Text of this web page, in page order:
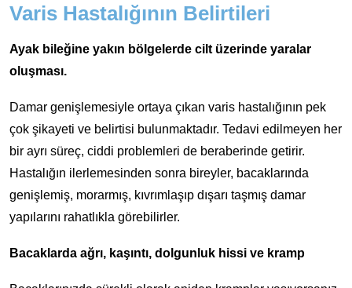
Varis Hastalığının Belirtileri
Ayak bileğine yakın bölgelerde cilt üzerinde yaralar
oluşması.
Damar genişlemesiyle ortaya çıkan varis hastalığının pek
çok şikayeti ve belirtisi bulunmaktadır. Tedavi edilmeyen her
bir ayrı süreç, ciddi problemleri de beraberinde getirir.
Hastalığın ilerlemesinden sonra bireyler, bacaklarında
genişlemiş, morarmış, kıvrımlaşıp dışarı taşmış damar
yapılarını rahatlıkla görebilirler.
Bacaklarda ağrı, kaşıntı, dolgunluk hissi ve kramp